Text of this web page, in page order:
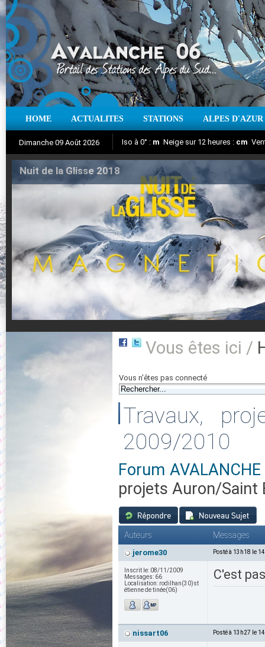
HOME ACTUALITES STATIONS ALPES D'AZUR
Dimanche 09 Août 2026
Aujourd'hui : T° Min : °C T° Max :°C
Iso à 0° : m Neige sur 12 heures : cm
Suivez en direct l'actualité des stations
Nuit de la Glisse 2018
Vous êtes ici /
Vous n'êtes pas connecté
Travaux,
2009/2010
Forum
projets Auron/Saint
Auteurs Messages
jerome30 Posté à 13h18 le
Inscrit le: 08/11/2009
Messages: 66
Localisation: rodilhan(30)st
étienne de tinée(06)
C'est
nissart06 Posté à 13h27 le